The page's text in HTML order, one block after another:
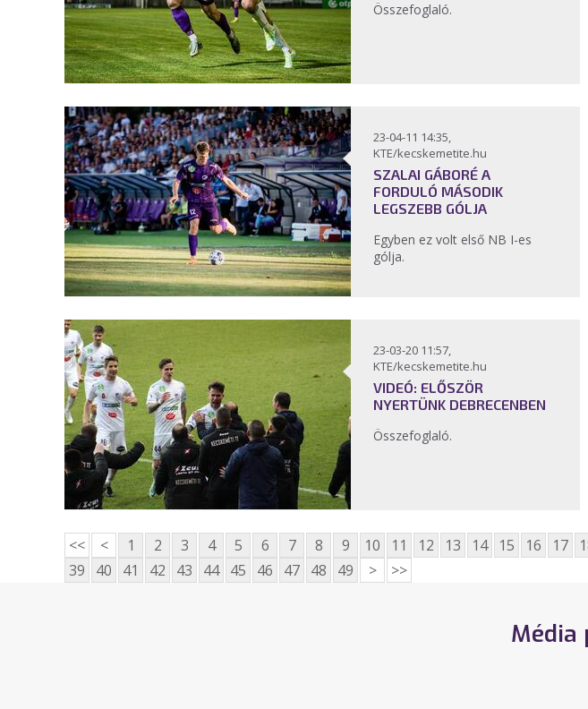
Összefoglaló.
23-04-11 14:35,
KTE/kecskemetite.hu
SZALAI GÁBORÉ A
FORDULÓ MÁSODIK
LEGSZEBB GÓLJA
Egyben ez volt első NB I-es
gólja.
23-03-20 11:57,
KTE/kecskemetite.hu
VIDEÓ: ELŐSZÖR
NYERTÜNK DEBRECENBEN
Összefoglaló.
<< < 1 2 3 4 5 6 7 8 9 10 11 12 13 14 15 16 17
39
40 41 42 43 44 45 46 47 48 49 > >>
Média